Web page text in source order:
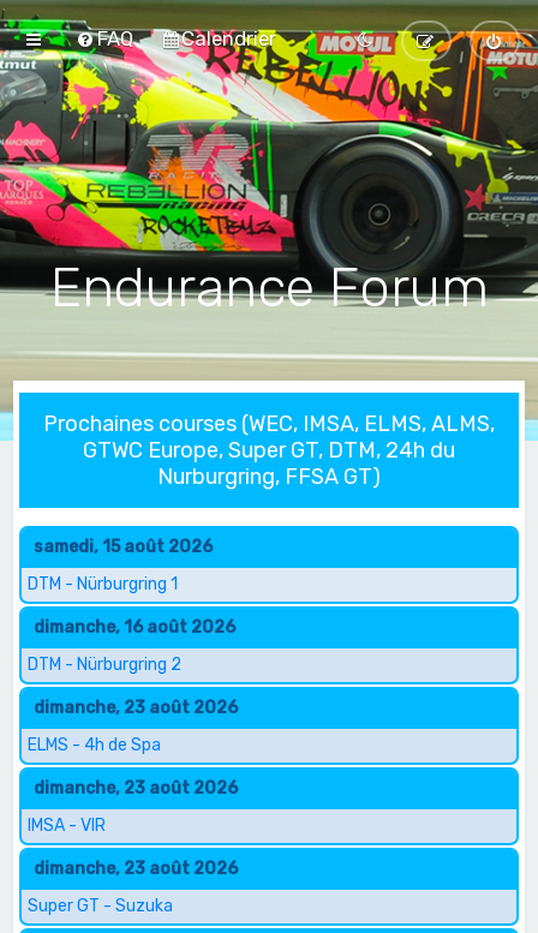
FAQ Calendrier
Endurance Forum
Prochaines courses (WEC, IMSA, ELMS, ALMS,
GTWC Europe, Super GT, DTM, 24h du
Nurburgring, FFSA GT)
samedi, 15 août 2026
DTM - Nürburgring 1
dimanche, 16 août 2026
DTM - Nürburgring 2
dimanche, 23 août 2026
ELMS - 4h de Spa
dimanche, 23 août 2026
IMSA - VIR
dimanche, 23 août 2026
Super GT - Suzuka